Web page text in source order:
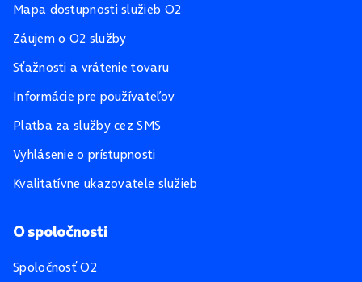
Mapa dostupnosti služieb O2
Záujem o O2 služby
Sťažnosti a vrátenie tovaru
Informácie pre používateľov
Platba za služby cez SMS
Vyhlásenie o prístupnosti
Kvalitatívne ukazovatele služieb
O spoločnosti
Spoločnosť O2